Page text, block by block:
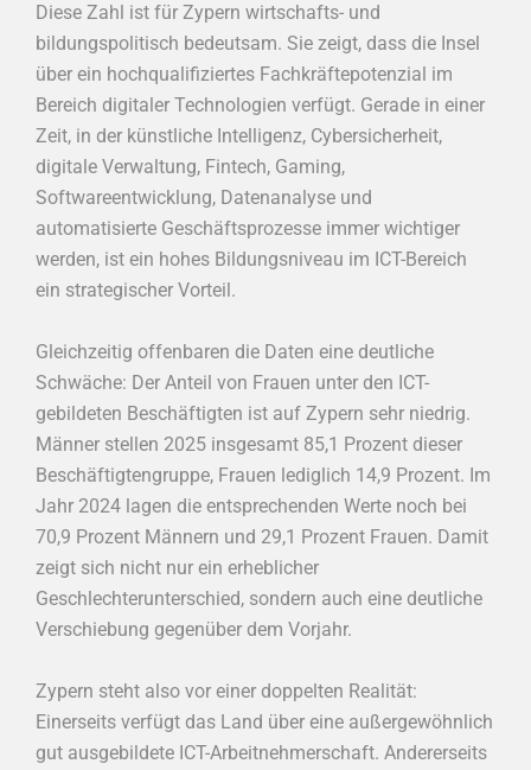
Diese Zahl ist für Zypern wirtschafts- und
bildungspolitisch bedeutsam. Sie zeigt, dass die Insel
über ein hochqualifiziertes Fachkräftepotenzial im
Bereich digitaler Technologien verfügt. Gerade in einer
Zeit, in der künstliche Intelligenz, Cybersicherheit,
digitale Verwaltung, Fintech, Gaming,
Softwareentwicklung, Datenanalyse und
automatisierte Geschäftsprozesse immer wichtiger
werden, ist ein hohes Bildungsniveau im ICT-Bereich
ein strategischer Vorteil.
Gleichzeitig offenbaren die Daten eine deutliche
Schwäche: Der Anteil von Frauen unter den ICT-
gebildeten Beschäftigten ist auf Zypern sehr niedrig.
Männer stellen 2025 insgesamt 85,1 Prozent dieser
Beschäftigtengruppe, Frauen lediglich 14,9 Prozent. Im
Jahr 2024 lagen die entsprechenden Werte noch bei
70,9 Prozent Männern und 29,1 Prozent Frauen. Damit
zeigt sich nicht nur ein erheblicher
Geschlechterunterschied, sondern auch eine deutliche
Verschiebung gegenüber dem Vorjahr.
Zypern steht also vor einer doppelten Realität:
Einerseits verfügt das Land über eine außergewöhnlich
gut ausgebildete ICT-Arbeitnehmerschaft. Andererseits